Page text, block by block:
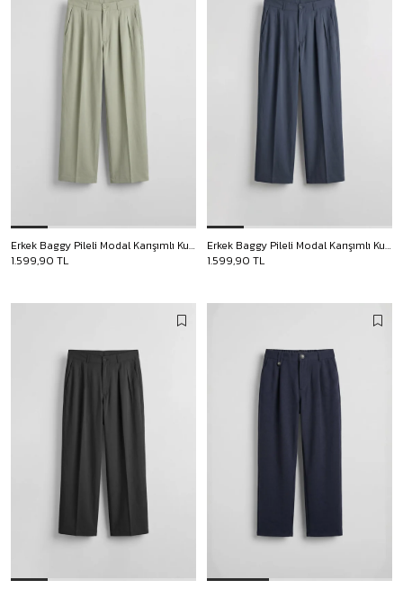
Erkek Baggy Pileli Modal Karışımlı Kumaş Pantolon Haki
1.599,90 TL
Erkek Baggy Pileli Modal Karışımlı Kumaş Pantolon Lacivert
1.599,90 TL